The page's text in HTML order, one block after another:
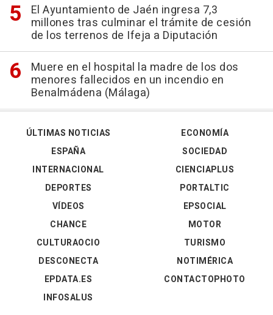
El Ayuntamiento de Jaén ingresa 7,3
millones tras culminar el trámite de cesión
de los terrenos de Ifeja a Diputación
Muere en el hospital la madre de los dos
menores fallecidos en un incendio en
Benalmádena (Málaga)
ÚLTIMAS NOTICIAS
ESPAÑA
INTERNACIONAL
DEPORTES
VÍDEOS
ECONOMÍA
SOCIEDAD
CIENCIAPLUS
PORTALTIC
EPSOCIAL
CHANCE
CULTURAOCIO
DESCONECTA
EPDATA.ES
INFOSALUS
MOTOR
TURISMO
NOTIMÉRICA
CONTACTOPHOTO